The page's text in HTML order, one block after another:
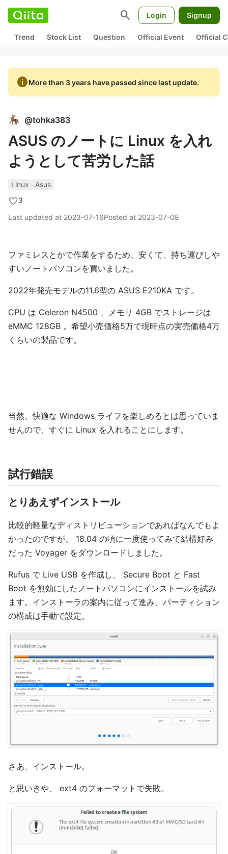
search Login Signup
Trend Stock List Question Official Event Official
infoMore than 3 years have passed since last update.
@tohka383
ASUS のノートに Linux を入れ
ようとして苦労した話
Linux
Asus
3
Last updated at 2023-07-16Posted at 2023-07-08
ファミレスとかで作業をするため、安くて、持ち運びしや
すいノートパソコンを買いました。
2022年発売モデルの11.6型の ASUS E210KA です。
CPU は Celeron N4500 、メモリ 4GB でストレージは
eMMC 128GB 。希望小売価格5万で現時点の実売価格4万
くらいの製品です。
当然、快適な Windows ライフを楽しめるとは思っていま
せんので、すぐに Linux を入れることにします。
試行錯誤
とりあえずインストール
比較的軽量なディストリビューションであればなんでもよ
かったのですが、 18.04 の頃に一度使ってみて結構好み
だった Voyager をダウンロードしました。
Rufus で Live USB を作成し、 Secure Boot と Fast
Boot を無効にしたノートパソコンにインストールを試み
ます。インストーラの案内に従って進み、パーティション
の構成は手動で設定。
さあ、インストール。
と思いきや、 ext4 のフォーマットで失敗。